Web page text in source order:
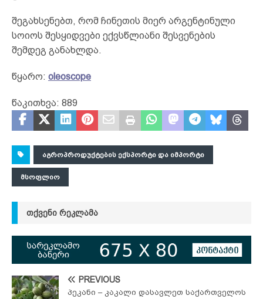
შეგახსენებთ, რომ ჩინეთის მიერ არგენტინული
სოიოს შესყიდვები ექვსწლიანი შესვენების
შემდეგ განახლდა.
წყარო: oleoscope
წაკითხვა: 889
ᲐᲒᲠᲝᲞᲠᲝᲓᲣᲥᲢᲔᲑᲘᲡ ᲔᲥᲡᲞᲝᲠᲢᲘ ᲓᲐ ᲘᲛᲞᲝᲠᲢᲘ
ᲛᲡᲝᲤᲚᲘᲝ
ᲗᲥᲕᲔᲜᲘ ᲠᲔᲙᲚᲐᲛᲐ
PREVIOUS
პეკანი – კაკალი დასავლეთ საქართველოს